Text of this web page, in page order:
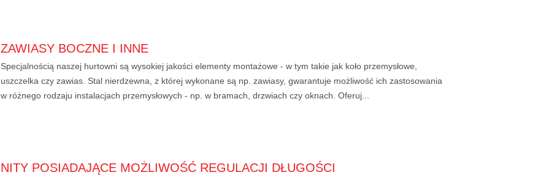
ZAWIASY BOCZNE I INNE
Specjalnością naszej hurtowni są wysokiej jakości elementy montażowe - w tym takie jak koło przemysłowe,
uszczelka czy zawias. Stal nierdzewna, z której wykonane są np. zawiasy, gwarantuje możliwość ich zastosowania
w różnego rodzaju instalacjach przemysłowych - np. w bramach, drzwiach czy oknach. Oferuj...
NITY POSIADAJĄCE MOŻLIWOŚĆ REGULACJI DŁUGOŚCI